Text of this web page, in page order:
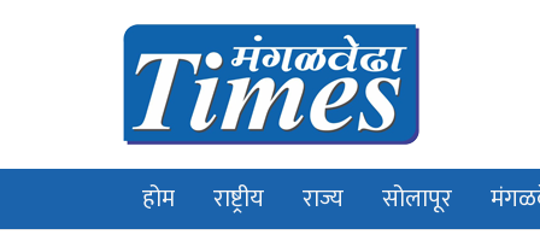
होम राष्ट्रीय राज्य सोलापूर